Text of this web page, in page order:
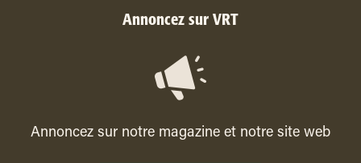
Annoncez sur VRT
Annoncez sur notre magazine et notre site web